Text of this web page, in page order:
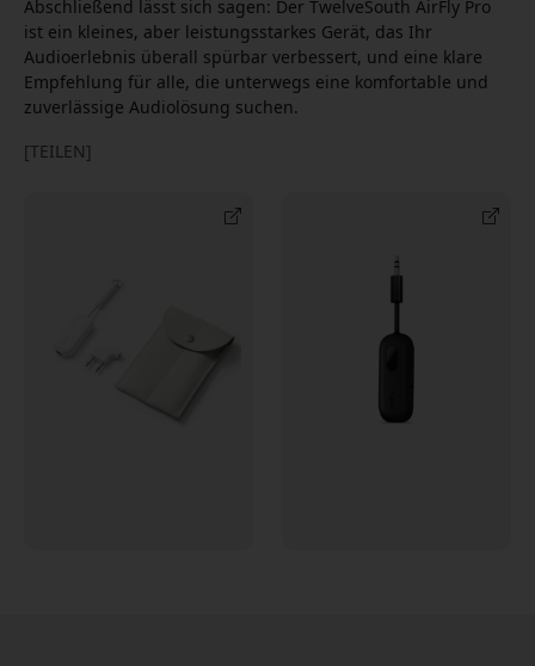
Abschließend lässt sich sagen: Der TwelveSouth AirFly Pro
ist ein kleines, aber leistungsstarkes Gerät, das Ihr
Audioerlebnis überall spürbar verbessert, und eine klare
Empfehlung für alle, die unterwegs eine komfortable und
zuverlässige Audiolösung suchen.
[TEILEN]